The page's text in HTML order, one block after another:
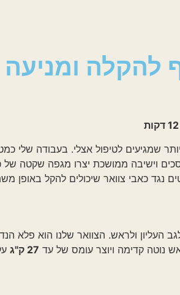
ומניעה
שעות מול מסכים וישיבה ממושכת יצרו מגפה
שיכולים להקל באופן משמעותי –
27 ק"ג על הצוואר – פי 5 מהמשקל